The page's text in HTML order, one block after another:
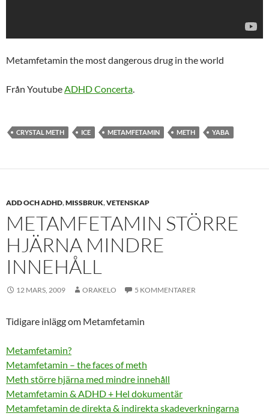
Metamfetamin the most dangerous drug in the world
Från Youtube ADHD Concerta
CRYSTAL METH ICE METAMFETAMIN METH YABA
ADD OCH ADHD,MISSBRUK,VETENSKAP
METAMFETAMIN STÖRRE
HJÄRNA MINDRE
INNEHÅLL
12 MARS, 2009 ORAKELO 5 KOMMENTARER
Tidigare inlägg om Metamfetamin
Metamfetamin?
Metamfetamin – the faces of meth
Meth större hjärna med mindre innehåll
Metamfetamin & ADHD + Hel dokumentär
Metamfetamin de direkta & indirekta skadeverkningarna